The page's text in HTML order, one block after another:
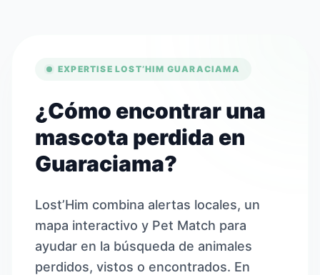
EXPERTISE LOST’HIM GUARACIAMA
¿Cómo encontrar una
mascota perdida en
Guaraciama?
Lost’Him combina alertas locales, un
mapa interactivo y Pet Match para
ayudar en la búsqueda de animales
perdidos, vistos o encontrados. En